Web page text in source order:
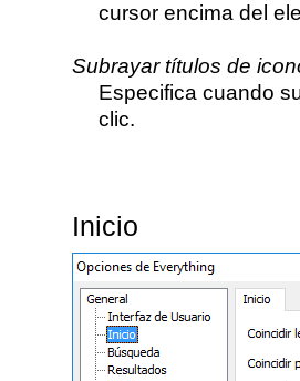
cursor encima del
Subrayar títulos de
Especifica cuando
clic.
Inicio